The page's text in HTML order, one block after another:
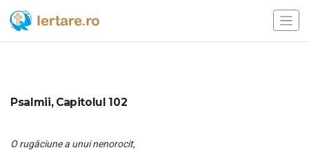
Psalmii, Capitolul 102
O rugăciune a unui nenorocit,